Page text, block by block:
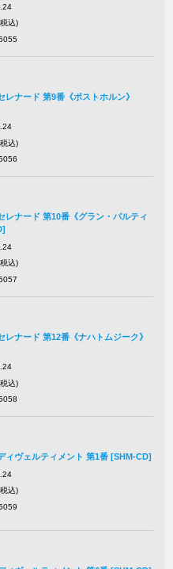
込)
レナード 第9番《ポストホルン》
込)
レナード 第10番《グラン・パルティ
込)
レナード 第12番《ナハトムジーク》
込)
ィヴェルティメント 第1番 [SHM-CD]
込)